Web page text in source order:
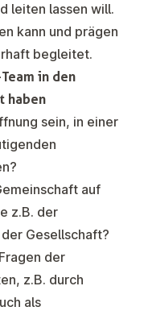
leiten lassen will.
kann und prägen
begleitet.
in den
haben
sein, in einer
auf
z.B. der
Gesellschaft?
der
z.B. durch
als